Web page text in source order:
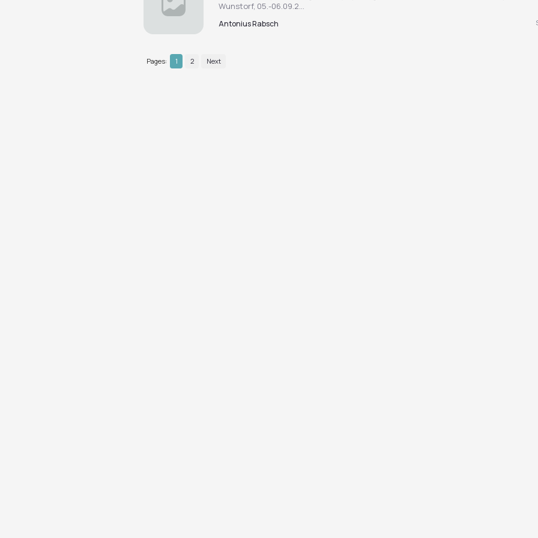
Wunstorf, 05.-06.09.2...
Antonius Rabsch
Pages: 1 2 Next